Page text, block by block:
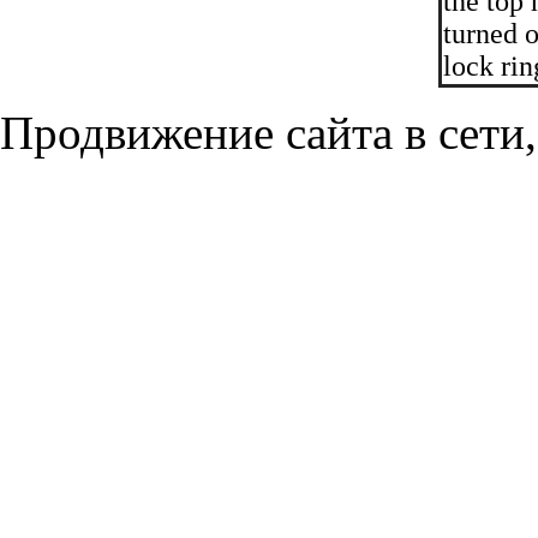
turned
lock
Продвижение сайта в